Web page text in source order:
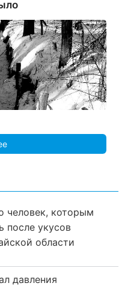
человек, которым
после укусов
области
давления